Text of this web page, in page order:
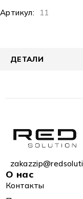
Артикул: 11
ДЕТАЛИ
О нас
Контакты